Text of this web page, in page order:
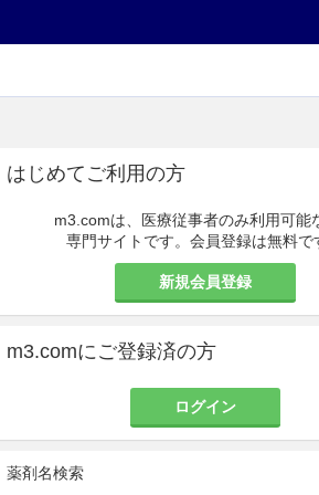
はじめてご利用の方
m3.comは、医療従事者のみ利用可能
専門サイトです。会員登録は無料で
新規会員登録
m3.comにご登録済の方
ログイン
薬剤名検索